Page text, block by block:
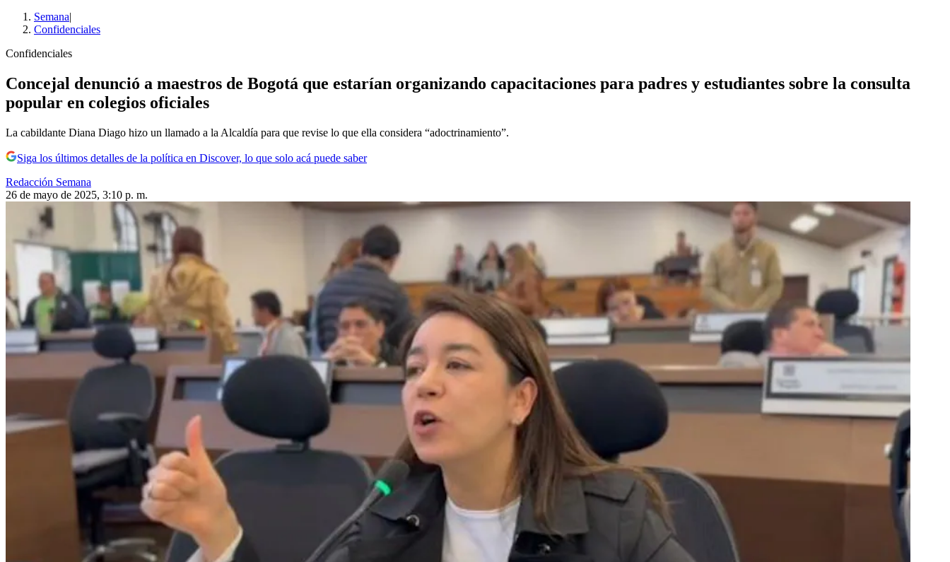
Semana|
Confidenciales
Confidenciales
Concejal denunció a maestros de Bogotá que estarían organizando capacitaciones para padres y estudiantes sobre la consulta
popular en colegios oficiales
La cabildante Diana Diago hizo un llamado a la Alcaldía para que revise lo que ella considera “adoctrinamiento”.
Siga los últimos detalles de la política en Discover, lo que solo acá puede saber
Redacción Semana
26 de mayo de 2025, 3:10 p. m.